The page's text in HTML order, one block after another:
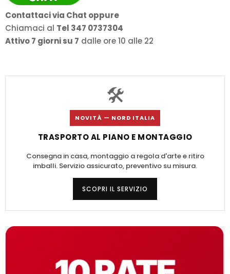
Contattaci via Chat oppure
Chiamaci al Tel 347 0737304
Attivo 7 giorni su 7 dalle ore 10 alle 22
🛠️
NOVITÀ — NORD ITALIA
TRASPORTO AL PIANO E MONTAGGIO
Consegna in casa, montaggio a regola d'arte e ritiro
imballi. Servizio assicurato, preventivo su misura.
SCOPRI IL SERVIZIO